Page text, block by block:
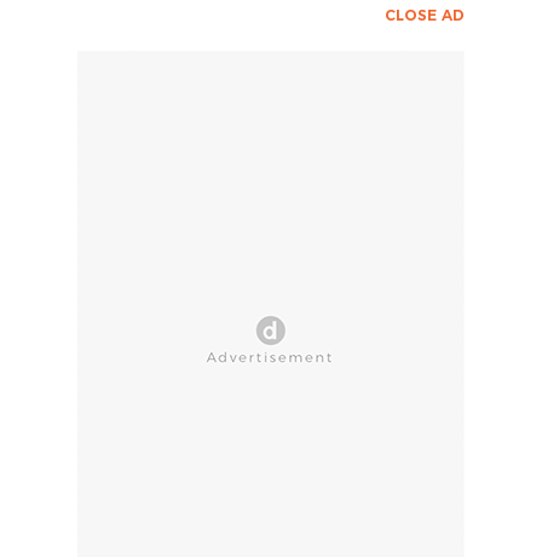
CLOSE AD